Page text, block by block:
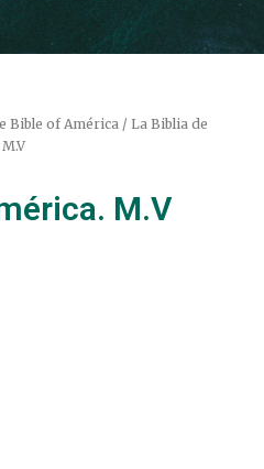
Bible of América / La Biblia de
M.V